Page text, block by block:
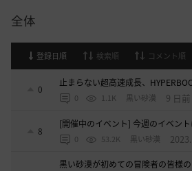
全体
登録日順 検索順 コメント順
0
止まらない超高速成長、
0 1.1K 黒い砂漠 9 日前
8
[開催中のイベント] 今週のイベント
0 53.2K 黒い砂漠
黒い砂漠が初めての冒険者の皆様